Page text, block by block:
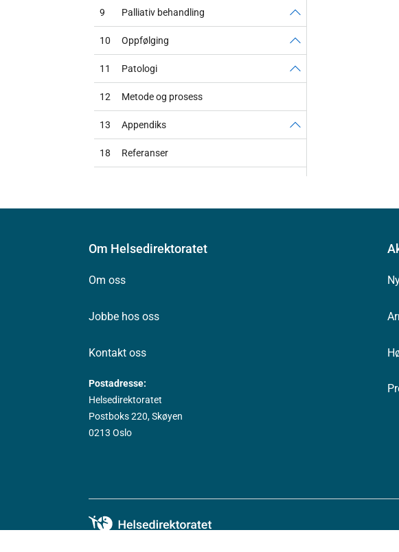
9 Palliativ behandling
10 Oppfølging
11 Patologi
12 Metode og prosess
13 Appendiks
18 Referanser
Om Helsedirektoratet
Om oss
Jobbe hos oss
Kontakt oss
Postadresse:
Helsedirektoratet
Postboks 220, Skøyen
0213 Oslo